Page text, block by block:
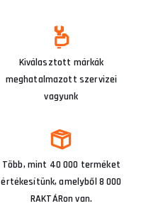
Kiválasztott márkák
meghatalmazott szervizei
vagyunk
Több, mint 40 000 terméket
értékesítünk, amelyből 8 000
RAKTÁRon van.